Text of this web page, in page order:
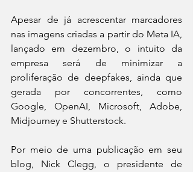
Apesar de já acrescentar marcadores
nas imagens criadas a partir do Meta IA,
lançado em dezembro, o intuito da
empresa será de minimizar a
proliferação de deepfakes, ainda que
gerada por concorrentes, como
Google, OpenAI, Microsoft, Adobe,
Midjourney e Shutterstock.
Por meio de uma publicação em seu
blog, Nick Clegg, o presidente de